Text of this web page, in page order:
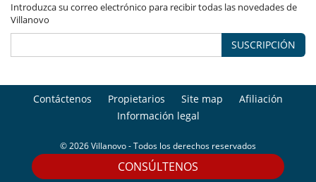
CONSÚLTENOS
Introduzca su correo electrónico para recibir todas las novedades de
Villanovo
SUSCRIPCIÓN
Contáctenos Propietarios Site map
Afiliación
Información legal
© 2026 Villanovo - Todos los derechos reservados